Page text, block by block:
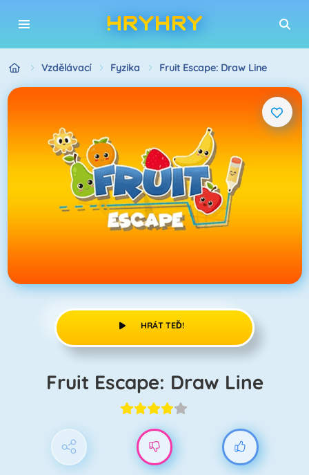
Vzdělávací Fyzika Fruit Escape: Draw Line
HRÁT TEĎ!
Fruit Escape: Draw Line